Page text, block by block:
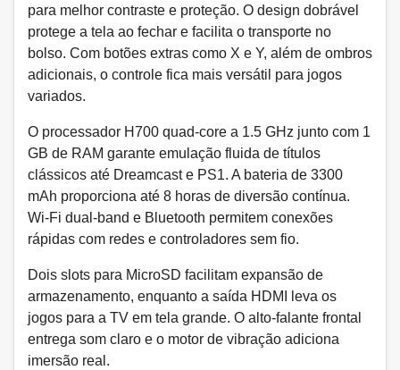
para melhor contraste e proteção. O design dobrável
protege a tela ao fechar e facilita o transporte no
bolso. Com botões extras como X e Y, além de ombros
adicionais, o controle fica mais versátil para jogos
variados.
O processador H700 quad-core a 1.5 GHz junto com 1
GB de RAM garante emulação fluida de títulos
clássicos até Dreamcast e PS1. A bateria de 3300
mAh proporciona até 8 horas de diversão contínua.
Wi-Fi dual-band e Bluetooth permitem conexões
rápidas com redes e controladores sem fio.
Dois slots para MicroSD facilitam expansão de
armazenamento, enquanto a saída HDMI leva os
jogos para a TV em tela grande. O alto-falante frontal
entrega som claro e o motor de vibração adiciona
imersão real.